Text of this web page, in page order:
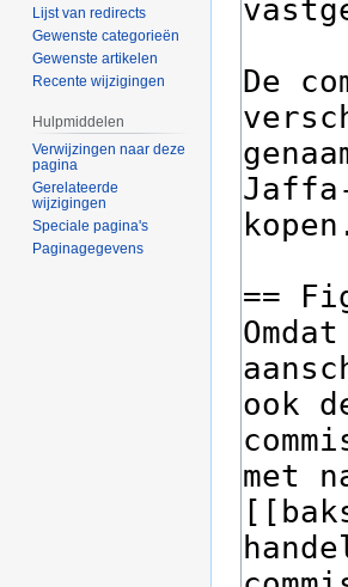
Lijst van redirects
Gewenste categorieën
Gewenste artikelen
Recente wijzigingen
Hulpmiddelen
Verwijzingen naar deze
pagina
Gerelateerde
wijzigingen
Speciale pagina's
Paginagegevens